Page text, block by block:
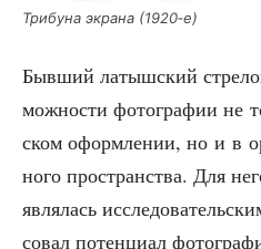
Три­бу­на экра­на (1920‑е)
Быв­ший латыш­ский
мож­но­сти фото­гра­фии не
ском оформ­ле­нии, но и в
но­го про­стран­ства. Для
явля­лась
со­вал потен­ци­ал